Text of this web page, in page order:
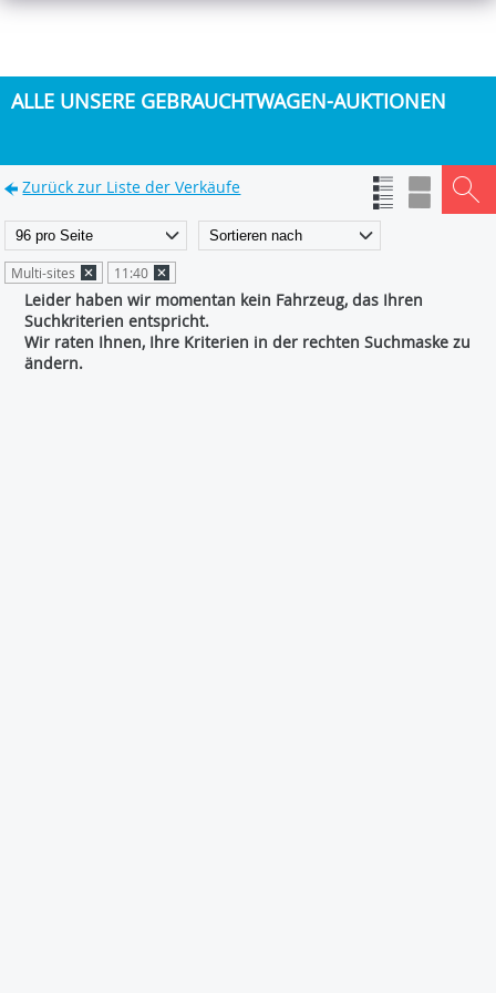
ALLE UNSERE GEBRAUCHTWAGEN-AUKTIONEN
Zurück zur Liste der Verkäufe
Multi-sites 11:40
Leider haben wir momentan kein Fahrzeug, das Ihren
Suchkriterien entspricht.
Wir raten Ihnen, Ihre Kriterien in der rechten Suchmaske zu
ändern.